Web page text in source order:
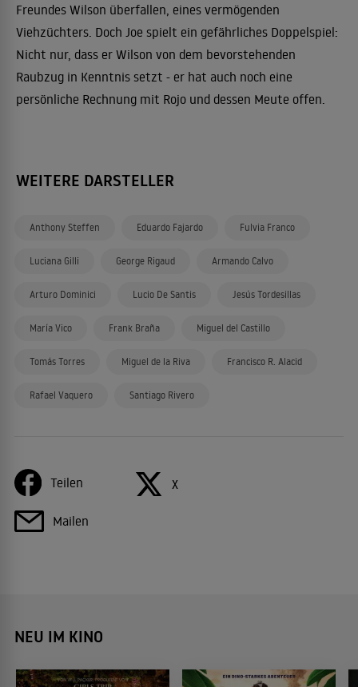
Freundes Wilson überfallen, eines vermögenden
Viehzüchters. Doch Joe spielt ein gefährliches Doppelspiel:
Nicht nur, dass er Wilson von dem bevorstehenden
Raubzug in Kenntnis setzt - er hat auch noch eine
persönliche Rechnung mit Rojo und dessen Meute offen.
WEITERE DARSTELLER
Anthony Steffen Eduardo Fajardo Fulvia Franco
Luciana Gilli George Rigaud Armando Calvo
Arturo Dominici Lucio De Santis Jesús Tordesillas
María Vico Frank Braña Miguel del Castillo
Tomás Torres Miguel de la Riva Francisco R. Alacid
Rafael Vaquero Santiago Rivero
Teilen X
Mailen
NEU IM KINO